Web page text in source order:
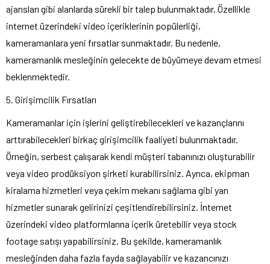
ajansları gibi alanlarda sürekli bir talep bulunmaktadır. Özellikle
internet üzerindeki video içeriklerinin popülerliği,
kameramanlara yeni fırsatlar sunmaktadır. Bu nedenle,
kameramanlık mesleğinin gelecekte de büyümeye devam etmesi
beklenmektedir.
5. Girişimcilik Fırsatları
Kameramanlar için işlerini geliştirebilecekleri ve kazançlarını
arttırabilecekleri birkaç girişimcilik faaliyeti bulunmaktadır.
Örneğin, serbest çalışarak kendi müşteri tabanınızı oluşturabilir
veya video prodüksiyon şirketi kurabilirsiniz. Ayrıca, ekipman
kiralama hizmetleri veya çekim mekanı sağlama gibi yan
hizmetler sunarak gelirinizi çeşitlendirebilirsiniz. İnternet
üzerindeki video platformlarına içerik üretebilir veya stock
footage satışı yapabilirsiniz. Bu şekilde, kameramanlık
mesleğinden daha fazla fayda sağlayabilir ve kazancınızı